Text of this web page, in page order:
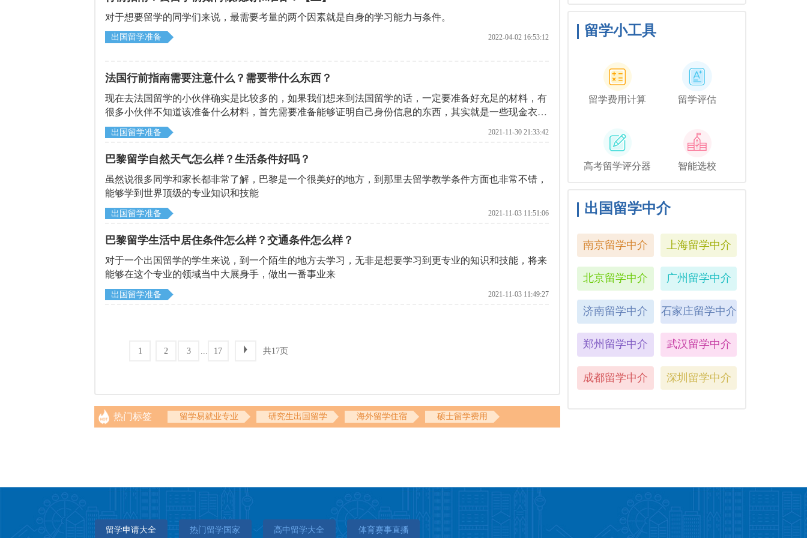
对于想要留学的同学们来说，最需要考量的两个因素就是自身的学习能力与条件。
出国留学准备 2022-04-02 16:53:12
法国行前指南需要注意什么？需要带什么东西？
​现在去法国留学的小伙伴确实是比较多的，如果我们想来到法国留学的话，一定要准备好充足的材料，有
很多小伙伴不知道该准备什么材料，首先需要准备能够证明自己身份信息的东西，其实就是一些现金衣物
之类的，下面来个启德留学网了解一下去法国留学需要准备什么。
出国留学准备 2021-11-30 21:33:42
巴黎留学自然天气怎么样？生活条件好吗？
虽然说很多同学和家长都非常了解，巴黎是一个很美好的地方，到那里去留学教学条件方面也非常不错，
能够学到世界顶级的专业知识和技能
出国留学准备 2021-11-03 11:51:06
巴黎留学生活中居住条件怎么样？交通条件怎么样？
对于一个出国留学的学生来说，到一个陌生的地方去学习，无非是想要学习到更专业的知识和技能，将来
能够在这个专业的领域当中大展身手，做出一番事业来
出国留学准备 2021-11-03 11:49:27
1 2 3 17 共17页
热门标签 留学易就业专业 研究生出国留学 海外留学住宿 硕士留学费用
旅行，或者如果你想和你的
朋友们共度时光，也许你可
留学小工具
留学费用计算 留学评估
高考留学评分器 智能选校
出国留学中介
南京留学中介 上海留学中介
北京留学中介 广州留学中介
济南留学中介 石家庄留学中介
郑州留学中介 武汉留学中介
成都留学中介 深圳留学中介
留学申请大全 热门留学国家 高中留学大全 体育赛事直播